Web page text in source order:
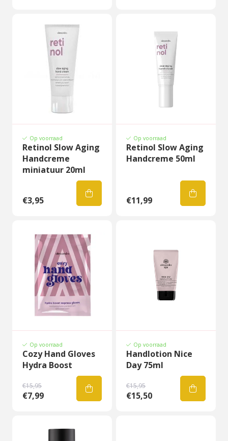
Op voorraad
Retinol Slow Aging
Handcreme
miniatuur 20ml
€3,95
Op voorraad
Retinol Slow Aging
Handcreme 50ml
€11,99
Op voorraad
Cozy Hand Gloves
Hydra Boost
€15,95
€7,99
Op voorraad
Handlotion Nice
Day 75ml
€15,95
€15,50